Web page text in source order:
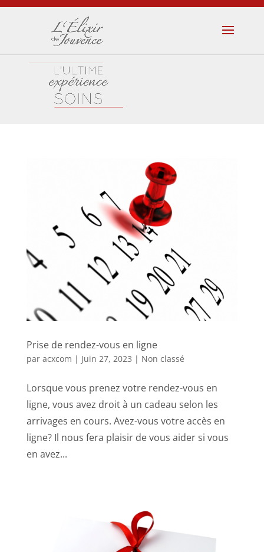
Prise de rendez-vous en ligne
par acxcom | Juin 27, 2023 | Non classé
Lorsque vous prenez votre rendez-vous en
ligne, vous avez droit à un cadeau selon les
arrivages en cours. Avez-vous votre accès en
ligne? Il nous fera plaisir de vous aider si vous
en avez...